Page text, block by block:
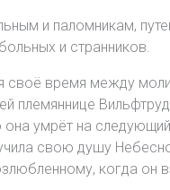
и паломникам,
и странников.
своё время между
племяннице
она умрёт на
свою душу
когда он